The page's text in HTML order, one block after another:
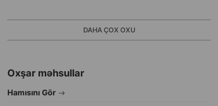
DAHA ÇOX OXU
Oxşar məhsullar
Hamısını Gör